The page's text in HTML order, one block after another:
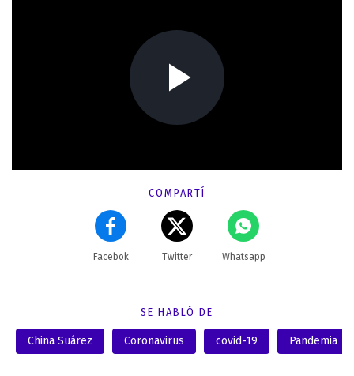
COMPARTÍ
Facebok Twitter Whatsapp
SE HABLÓ DE
China Suárez Coronavirus covid-19 Pandemia